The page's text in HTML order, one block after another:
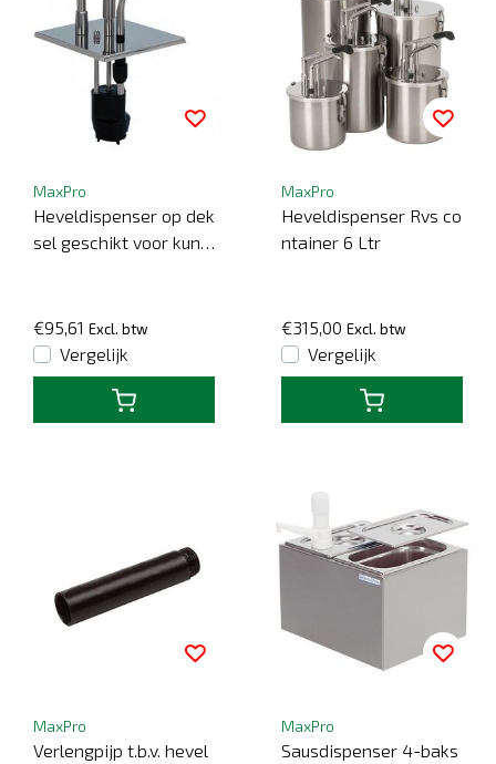
MaxPro
Heveldispenser op dek
sel geschikt voor kuns
€95,61 Excl. btw
Vergelijk
MaxPro
Heveldispenser Rvs co
ntainer 6 Ltr
€315,00 Excl. btw
Vergelijk
MaxPro
Verlengpijp t.b.v. hevel
MaxPro
Sausdispenser 4-baks